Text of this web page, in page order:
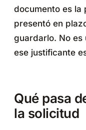
documento es la
presentó en
guardarlo. No
ese justificante
Qué pasa
la solicitud